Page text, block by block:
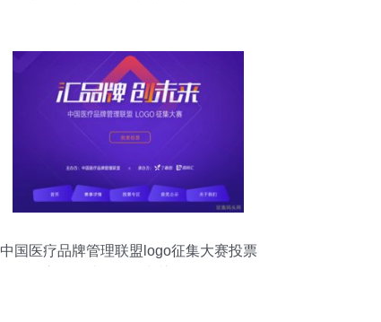
中国医疗品牌管理联盟logo征集大赛投票